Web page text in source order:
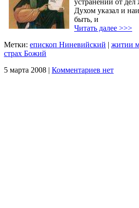
Духом указал и
быть, и
Читать далее >>>
Метки: епископ Ниневийский | житии
страх Божий
5 марта 2008 | Комментариев нет